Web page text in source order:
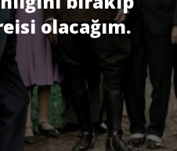
olacağım.